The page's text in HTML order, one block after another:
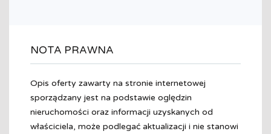
NOTA PRAWNA
Opis oferty zawarty na stronie internetowej
sporządzany jest na podstawie oględzin
nieruchomości oraz informacji uzyskanych od
właściciela, może podlegać aktualizacji i nie stanowi